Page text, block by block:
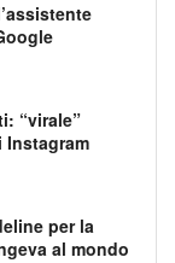
“virale”
Instagram
per la
al mondo